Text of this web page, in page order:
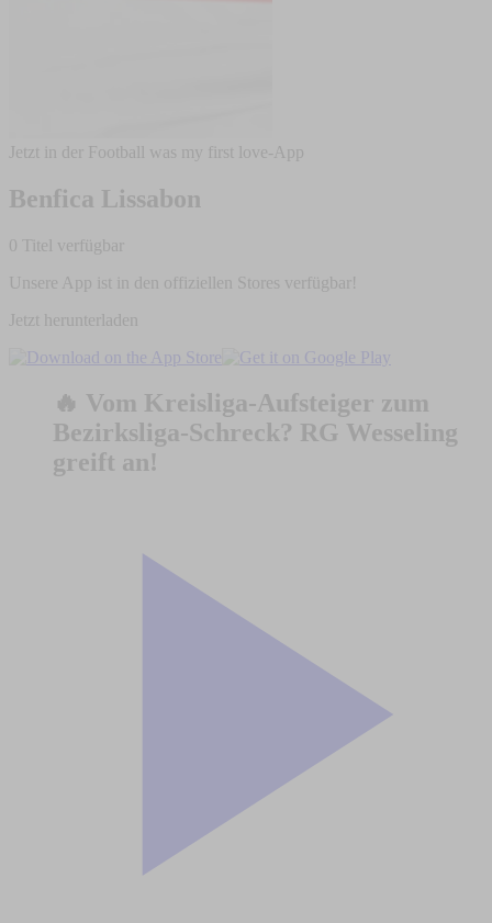
Jetzt in der Football was my first love-App
Benfica Lissabon
0 Titel verfügbar
Unsere App ist in den offiziellen Stores verfügbar!
Jetzt herunterladen
🔥 Vom Kreisliga-Aufsteiger zum
Bezirksliga-Schreck? RG Wesseling
greift an!